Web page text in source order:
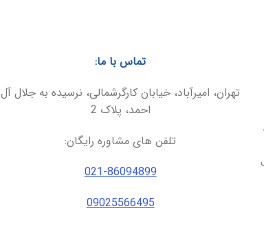
تماس با ما:
تهران، امیرآباد، خیابان کارگرشمالی، نرسیده به جلال آل
احمد، پلاک 2
تلفن های مشاوره رایگان:
021-86094899
09025566495